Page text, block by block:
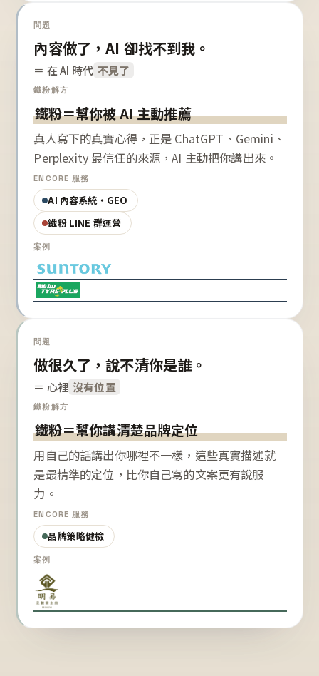
問題
內容做了，AI 卻找不到我。
＝ 在 AI 時代 不見了
鐵粉解方
鐵粉＝幫你被 AI 主動推薦
真人寫下的真實心得，正是 ChatGPT、Gemini、
Perplexity 最信任的來源，AI 主動把你講出來。
ENCORE 服務
AI 內容系統・GEO
鐵粉 LINE 群運營
案例
問題
做很久了，說不清你是誰。
＝ 心裡 沒有位置
鐵粉解方
鐵粉＝幫你講清楚品牌定位
用自己的話講出你哪裡不一樣，這些真實描述就
是最精準的定位，比你自己寫的文案更有說服
力。
ENCORE 服務
品牌策略健檢
案例